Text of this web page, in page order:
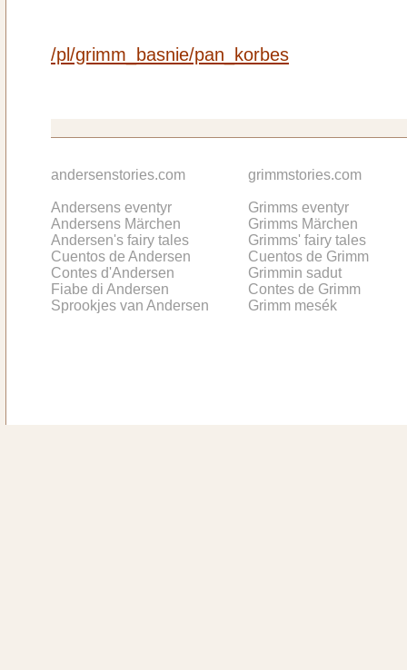
/pl/grimm_basnie/pan_korbes
andersenstories.com
Andersens eventyr
Andersens Märchen
Andersen's fairy tales
Cuentos de Andersen
Contes d'Andersen
Fiabe di Andersen
Sprookjes van Andersen
grimmstories.com
Grimms eventyr
Grimms Märchen
Grimms' fairy tales
Cuentos de Grimm
Grimmin sadut
Contes de Grimm
Grimm mesék